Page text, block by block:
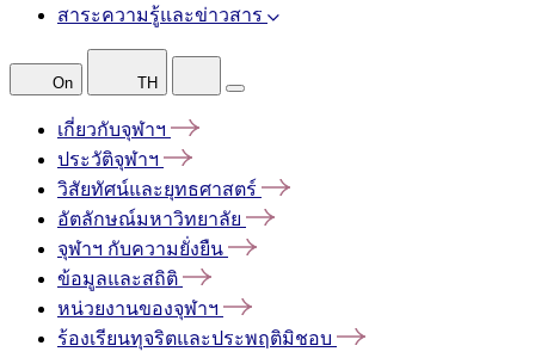
สาระความรู้และข่าวสาร
On TH
เกี่ยวกับจุฬาฯ
ประวัติจุฬาฯ
วิสัยทัศน์และยุทธศาสตร์
อัตลักษณ์มหาวิทยาลัย
จุฬาฯ กับความยั่งยืน
ข้อมูลและสถิติ
หน่วยงานของจุฬาฯ
ร้องเรียนทุจริตและประพฤติมิชอบ